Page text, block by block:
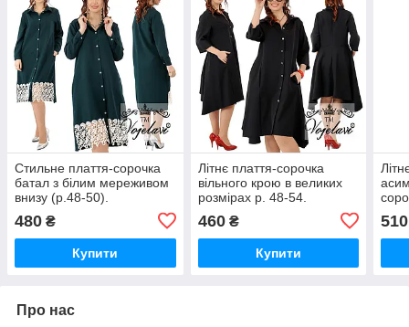
Стильне плаття-сорочка
батал з білим мереживом
внизу (р.48-50).
480 ₴
Купити
Літнє плаття-сорочка
вільного крою в великих
розмірах р. 48-54.
460₴
Купити
510
Про нас